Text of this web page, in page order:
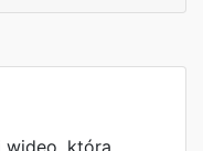
wideo, która